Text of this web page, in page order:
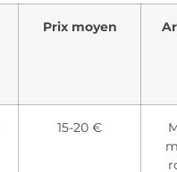
Prix moyen
15-20 €